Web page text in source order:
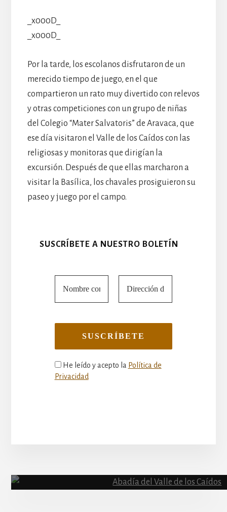
_x000D_
_x000D_
Por la tarde, los escolanos disfrutaron de un
merecido tiempo de juego, en el que
compartieron un rato muy divertido con relevos
y otras competiciones con un grupo de niñas
del Colegio “Mater Salvatoris” de Aravaca, que
ese día visitaron el Valle de los Caídos con las
religiosas y monitoras que dirigían la
excursión. Después de que ellas marcharon a
visitar la Basílica, los chavales prosiguieron su
paseo y juego por el campo.
SUSCRÍBETE A NUESTRO BOLETÍN
He leído y acepto la Política de
Privacidad
Content